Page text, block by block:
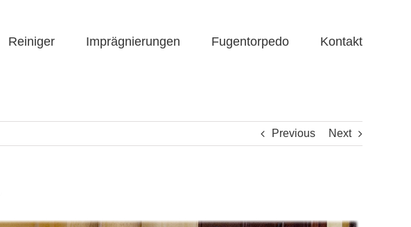
Reiniger Imprägnierungen Fugentorpedo Kontakt
Previous Next